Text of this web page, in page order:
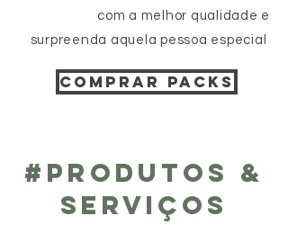
com a melhor qualidade e
surpreenda aquela pessoa especial
COMPRAR PACKS
#PRODUTOS &
SERVIÇOS